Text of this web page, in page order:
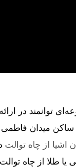
سابقه درخشان، مجموعه‌ای
ساکن میدان
اشیا از چاه توالت
یا طلا از چاه